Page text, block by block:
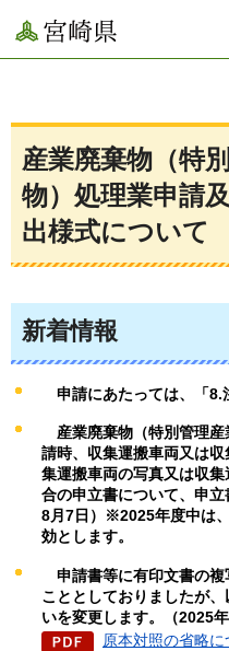
宮崎県
産業廃棄物（特
物）処理業申請
出様式について
新着情報
申請にあたっては、「8.
産業廃棄物（特別管理
請時、 収集運搬車両又は
集運搬車両の写真又は収
合の申立書について、申
8月7日）※2025年度中は
効とします。
申請書等に有印文書の
こととしておりましたが
いを変更します。（2025年
原本対照の省略に